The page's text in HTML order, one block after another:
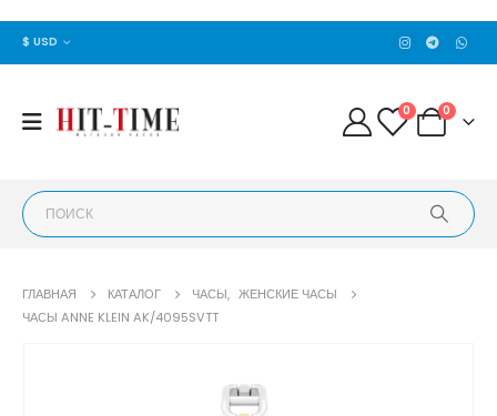
$ USD
0 0
ГЛАВНАЯ КАТАЛОГ ЧАСЫ, ЖЕНСКИЕ ЧАСЫ
ЧАСЫ ANNE KLEIN AK/4095SVTT